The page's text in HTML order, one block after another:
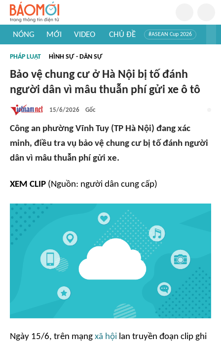
NÓNG MỚI VIDEO CHỦ ĐỀ #ASEAN Cup 2026
#Khám phá thế giới
PHÁP LUẬT HÌNH SỰ - DÂN SỰ
Bảo vệ chung cư ở Hà Nội bị tố đánh
người dân vì mâu thuẫn phí gửi xe ô tô
15/6/2026 Gốc
Công an phường Vĩnh Tuy (TP Hà Nội) đang xác
minh, điều tra vụ bảo vệ chung cư bị tố đánh người
dân vì mâu thuẫn phí gửi xe.
XEM CLIP (Nguồn: người dân cung cấp)
Ngày 15/6, trên mạng xã hội lan truyền đoạn clip ghi